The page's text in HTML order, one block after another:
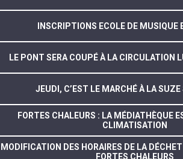
INSCRIPTIONS ECOLE DE MUSIQUE
LE PONT SERA COUPÉ À LA CIRCULATION
JEUDI, C’EST LE MARCHÉ À LA
FORTES CHALEURS : LA MÉDIATHÈQUE
CLIMATISATION
MODIFICATION DES HORAIRES DE LA
FORTES CHALEURS